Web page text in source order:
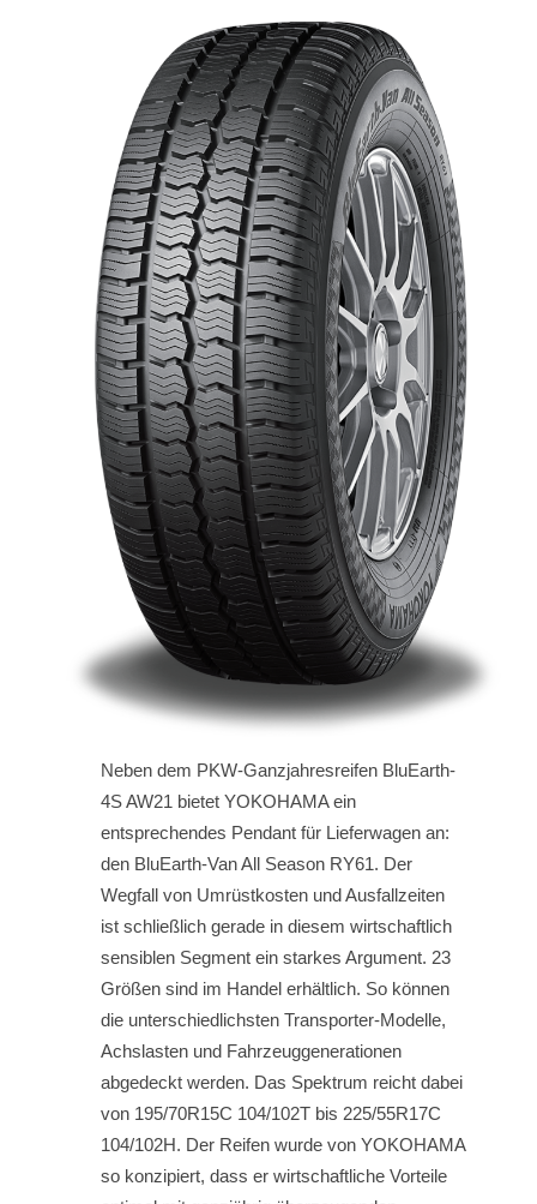
Neben dem PKW-Ganzjahresreifen BluEarth-
4S AW21 bietet YOKOHAMA ein
entsprechendes Pendant für Lieferwagen an:
den BluEarth-Van All Season RY61. Der
Wegfall von Umrüstkosten und Ausfallzeiten
ist schließlich gerade in diesem wirtschaftlich
sensiblen Segment ein starkes Argument. 23
Größen sind im Handel erhältlich. So können
die unterschiedlichsten Transporter-Modelle,
Achslasten und Fahrzeuggenerationen
abgedeckt werden. Das Spektrum reicht dabei
von 195/70R15C 104/102T bis 225/55R17C
104/102H. Der Reifen wurde von YOKOHAMA
so konzipiert, dass er wirtschaftliche Vorteile